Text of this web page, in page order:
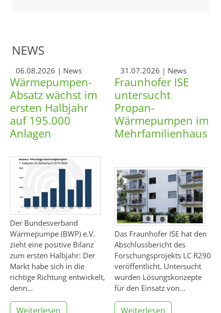
NEWS
06.08.2026 | News
Wärmepumpen-
Absatz wächst im
ersten Halbjahr
auf 195.000
Anlagen
Der Bundesverband
Wärmepumpe (BWP) e.V.
zieht eine positive Bilanz
zum ersten Halbjahr: Der
Markt habe sich in die
richtige Richtung entwickelt,
denn…
Weiterlesen
31.07.2026 | News
Fraunhofer ISE
untersucht
Propan-
Wärmepumpen im
Mehrfamilienhaus
Das Fraunhofer ISE hat den
Abschlussbericht des
Forschungsprojekts LC R290
veröffentlicht. Untersucht
wurden Lösungskonzepte
für den Einsatz von…
Weiterlesen